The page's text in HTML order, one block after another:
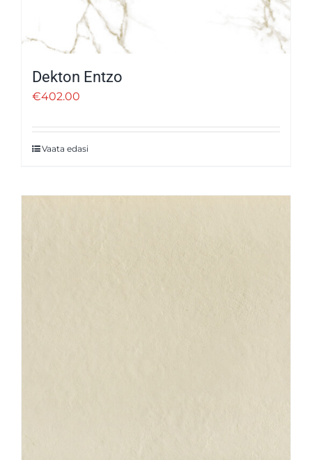
Dekton Entzo
€402.00
Vaata edasi